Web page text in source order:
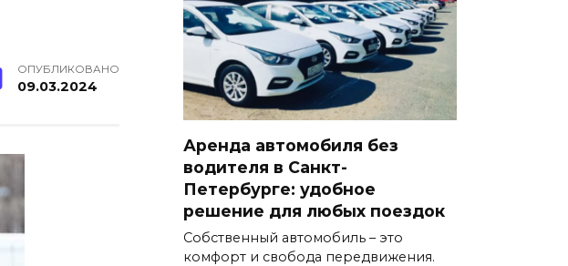
ОПУБЛИКОВАНО
09.03.2024
Аренда автомобиля без
водителя в Санкт-
Петербурге: удобное
решение для любых поездок
Собственный автомобиль – это
комфорт и свобода передвижения.